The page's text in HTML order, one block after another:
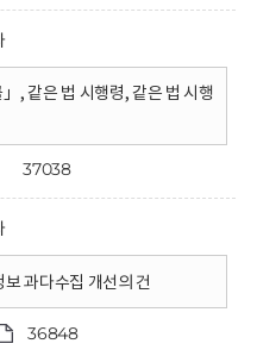
, 같은 법 시행령, 같은 법 시행
37038
과다수집 개선의 건
36848